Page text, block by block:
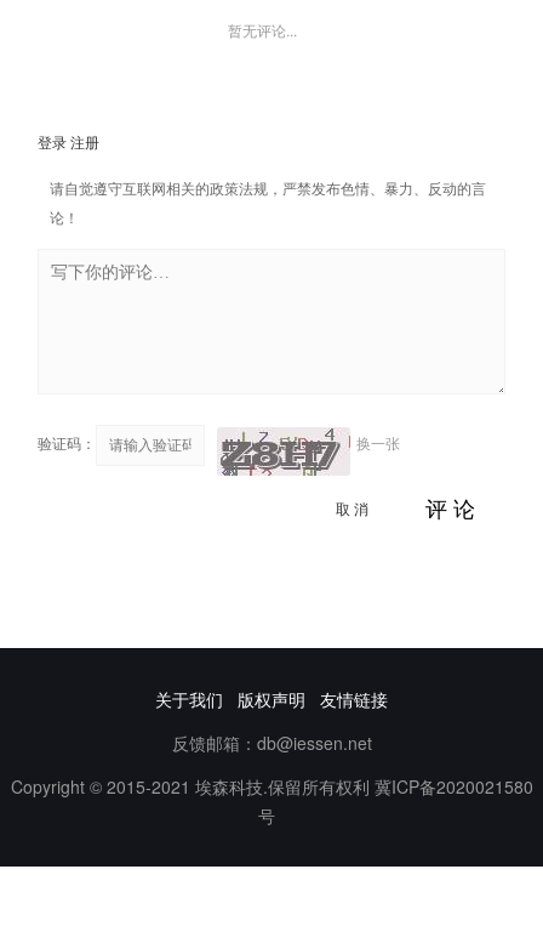
暂无评论...
登录 注册
请自觉遵守互联网相关的政策法规，严禁发布色情、暴力、反动的言
论！
验证码： 换一张
评 论
取 消
关于我们 版权声明
友情链接
反馈邮箱：db@iessen.net
Copyright © 2015-2021 埃森科技.保留所有权利 冀ICP备2020021580
号